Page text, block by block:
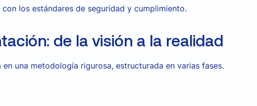
los estándares de seguridad y cumplimiento.
de la visión a la realidad
una metodología rigurosa, estructurada en varias fases.